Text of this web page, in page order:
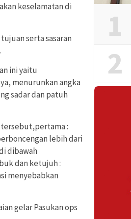
keselamatan di
serta sasaran
ini yaitu
menurunkan angka
sadar dan patuh
tersebut,pertama :
lebih dari
dibawah
dan ketujuh :
menyebabkan
gelar Pasukan ops
1
2